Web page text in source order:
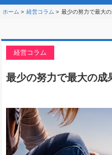
ホーム > 経営コラム > 最少の努力で最大
経営コラム
最少の努力で最大の成